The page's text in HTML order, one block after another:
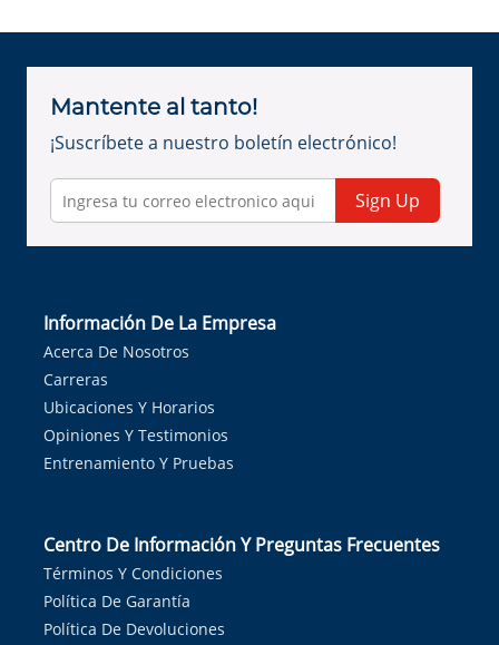
Mantente al tanto!
¡Suscríbete a nuestro boletín electrónico!
Sign Up
Información De La Empresa
Acerca De Nosotros
Carreras
Ubicaciones Y Horarios
Opiniones Y Testimonios
Entrenamiento Y Pruebas
Centro De Información Y Preguntas Frecuentes
Términos Y Condiciones
Política De Garantía
Política De Devoluciones